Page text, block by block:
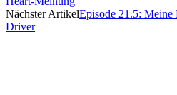
Nächster ArtikelEpisode 21.5:
Driver